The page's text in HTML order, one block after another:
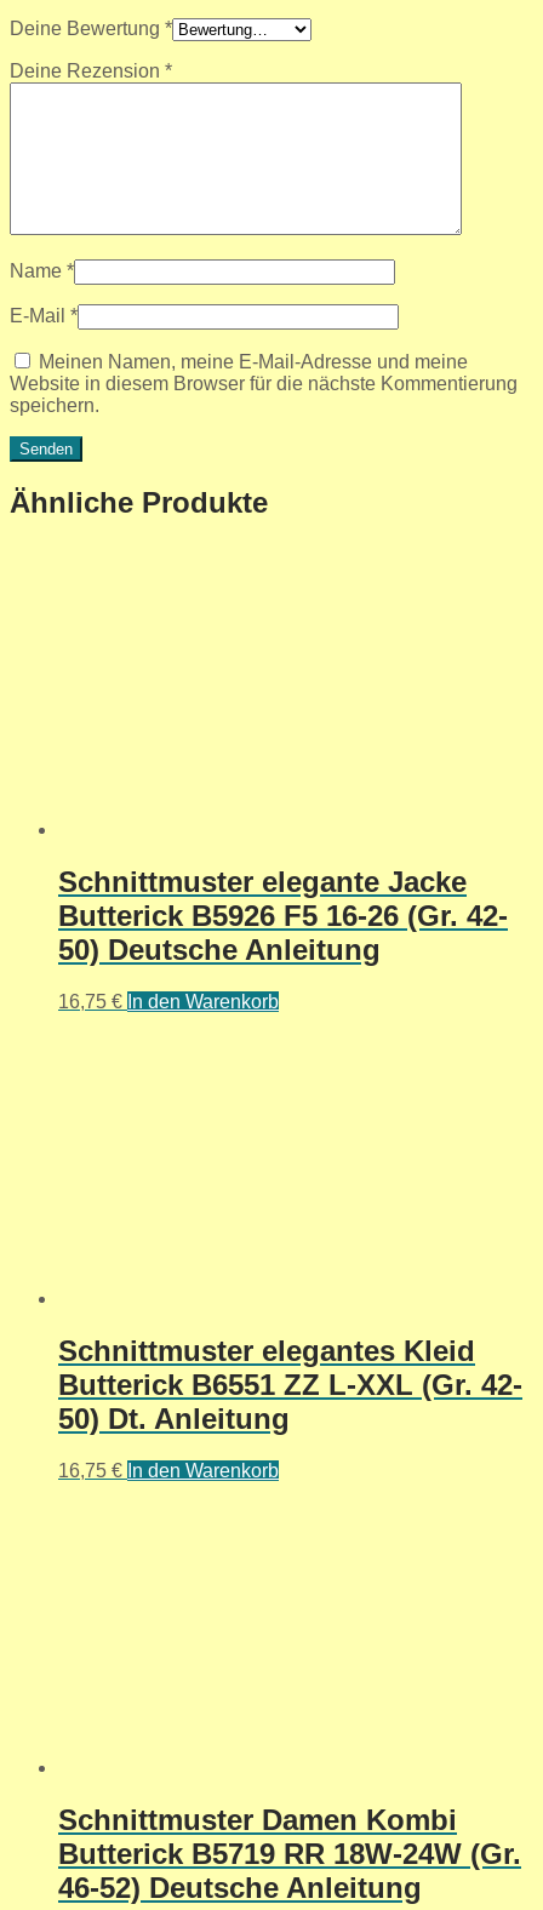
Deine Bewertung *
Deine Rezension *
Name *
E-Mail *
Meinen Namen, meine E-Mail-Adresse und meine
Website in diesem Browser für die nächste Kommentierung
speichern.
Ähnliche Produkte
Schnittmuster elegante Jacke
Butterick B5926 F5 16-26 (Gr. 42-
50) Deutsche Anleitung
16,75 € In den Warenkorb
Schnittmuster elegantes Kleid
Butterick B6551 ZZ L-XXL (Gr. 42-
50) Dt. Anleitung
16,75 € In den Warenkorb
Schnittmuster Damen Kombi
Butterick B5719 RR 18W-24W (Gr.
46-52) Deutsche Anleitung